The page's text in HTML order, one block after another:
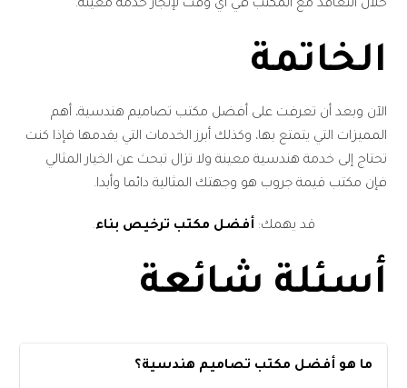
خلال التعاقد مع المكتب في أي وقت لإنجاز خدمة معينة.
الخاتمة
الآن وبعد أن تعرفت على أفضل مكتب تصاميم هندسية، أهم
المميزات التي يتمتع بها، وكذلك أبرز الخدمات التي يقدمها فإذا كنت
تحتاج إلى خدمة هندسية معينة ولا تزال تبحث عن الخيار المثالي
فإن مكتب قيمة جروب هو وجهتك المثالية دائما وأبدا.
قد يهمك: أفضل مكتب ترخيص بناء.
أسئلة شائعة
ما هو أفضل مكتب تصاميم هندسية؟